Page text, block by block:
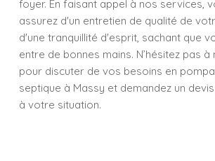
foyer. En faisant appel à nos services,
assurez d'un entretien de qualité de
d'une tranquillité d'esprit, sachant que
entre de bonnes mains. N’hésitez pas
pour discuter de vos besoins en
septique à Massy et demandez un
à votre situation.